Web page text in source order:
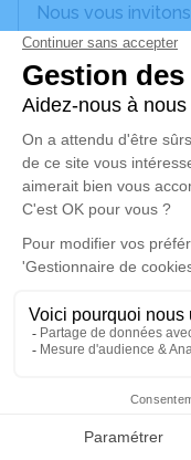
Faire-part
Nous vous
laisser vos
souvenirs, une
à travers des
est un lieu
mémoire
Un service de
disponible ici
Cérémonie
Information